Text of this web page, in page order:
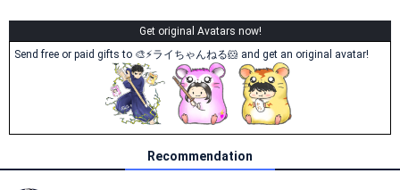
Get original Avatars now!
Send free or paid gifts to 🎨⚡ライちゃんねる🐹 and get an original avatar!
Recommendation